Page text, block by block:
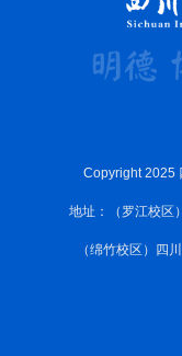
Copyright 2025
地址：（罗江校区
（绵竹校区）四